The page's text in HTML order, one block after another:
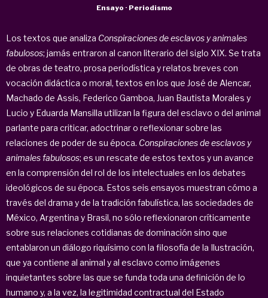
Ensayo · Periodismo
Los textos que analiza Conspiraciones de esclavos y animales
fabulosos; jamás entraron al canon literario del siglo XIX. Se trata
de obras de teatro, prosa periodística y relatos breves con
vocación didáctica o moral, textos en los que José de Alencar,
Machado de Assis, Federico Gamboa, Juan Bautista Morales y
Lucio y Eduarda Mansilla utilizan la figura del esclavo o del animal
parlante para criticar, adoctrinar o reflexionar sobre las
relaciones de poder de su época. Conspiraciones de esclavos y
animales fabulosos; es un rescate de estos textos y un avance
en la comprensión del rol de los intelectuales en los debates
ideológicos de su época. Estos seis ensayos muestran cómo a
través del drama y de la tradición fabulística, las sociedades de
México, Argentina y Brasil, no sólo reflexionaron críticamente
sobre sus relaciones cotidianas de dominación sino que
entablaron un diálogo riquísimo con la filosofía de la Ilustración,
que ya contiene al animal y al esclavo como imágenes
inquietantes sobre las que se funda toda una definición de lo
humano y, a la vez, la legitimidad contractual del Estado